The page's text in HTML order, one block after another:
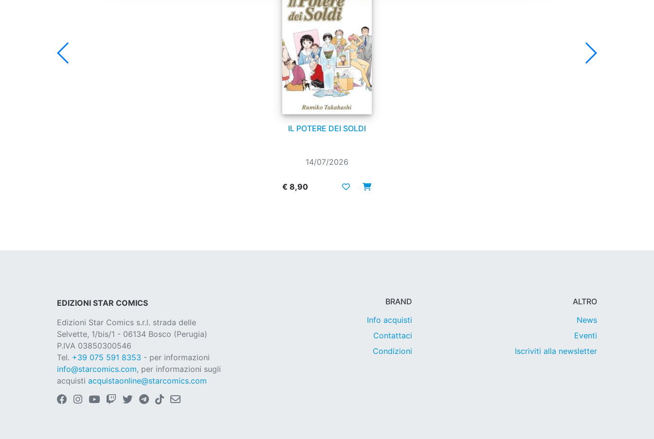
IL POTERE DEI SOLDI
14/07/2026
€ 8,90
EDIZIONI STAR COMICS
Edizioni Star Comics s.r.l. strada delle
Selvette, 1/bis/1 - 06134 Bosco (Perugia)
P.IVA 03850300546
Tel. +39 075 591 8353 - per informazioni
info@starcomics.com, per informazioni sugli
acquisti acquistaonline@starcomics.com
BRAND
Info acquisti
Contattaci
Condizioni
ALTRO
News
Eventi
Iscriviti alla newsletter